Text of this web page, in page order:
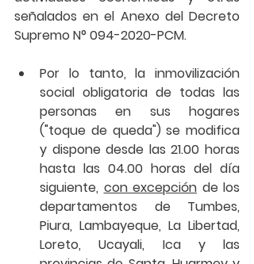
señalados en el Anexo del Decreto
Supremo N° 094-2020-PCM.
Por lo tanto, la inmovilización
social obligatoria de todas las
personas en sus hogares
("toque de queda") se modifica
y dispone desde las 21.00 horas
hasta las 04.00 horas del día
siguiente, con excepción de los
departamentos de Tumbes,
Piura, Lambayeque, La Libertad,
Loreto, Ucayali, Ica y las